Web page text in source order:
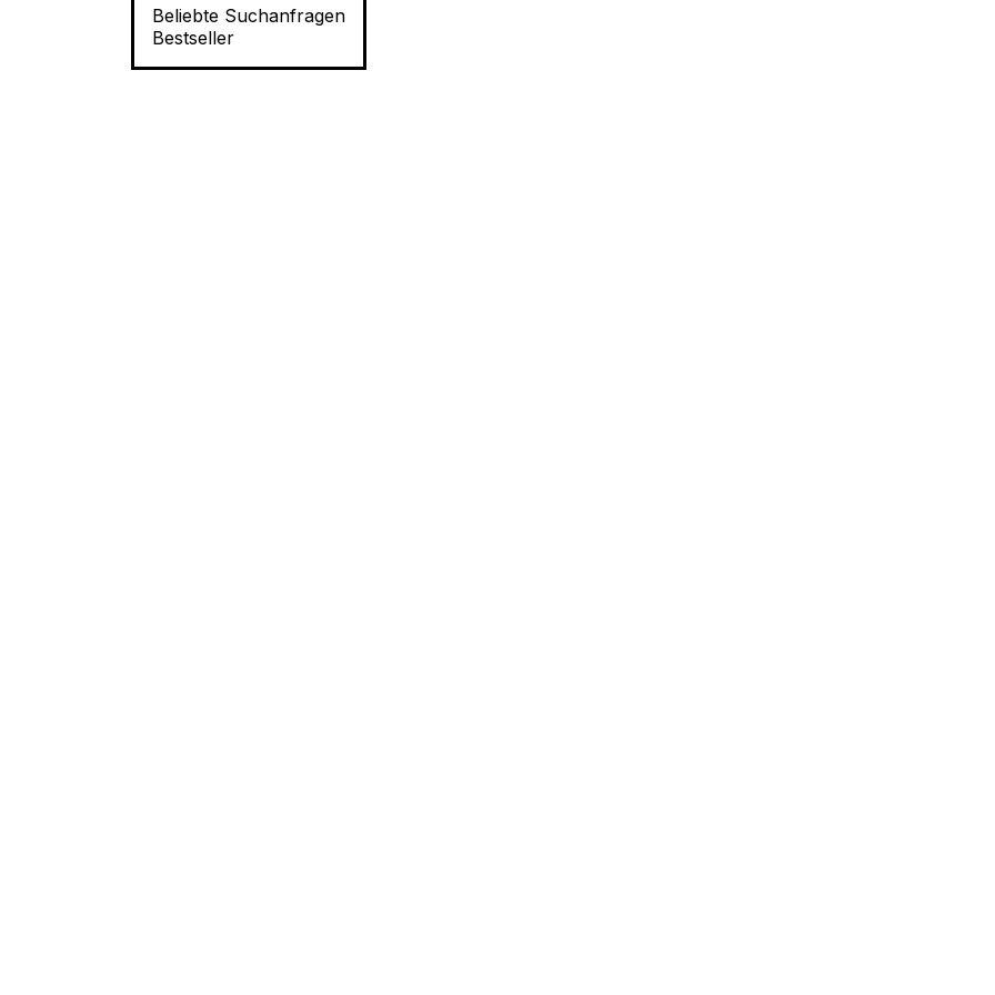
Beliebte Suchanfragen
Bestseller